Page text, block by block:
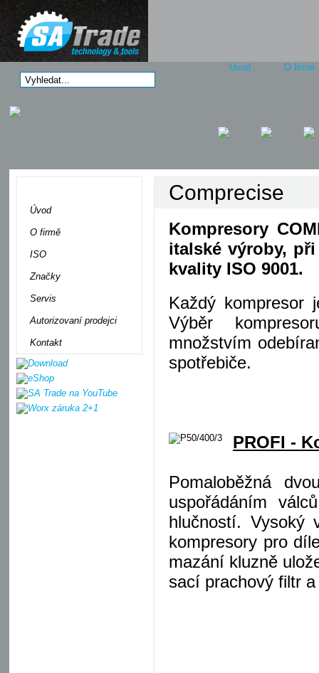
Úvod O firmě
Úvod
O firmě
ISO
Značky
Servis
Autorizovaní prodejci
Kontakt
Comprecise
Kompresory
italské výroby,
kvality ISO 9001.
Každý kompresor
Výběr
množstvím
spotřebiče.
PROFI -
Pomaloběžná
uspořádáním
hlučností. Vysoký
kompresory pro
mazání kluzně
sací prachový filtr